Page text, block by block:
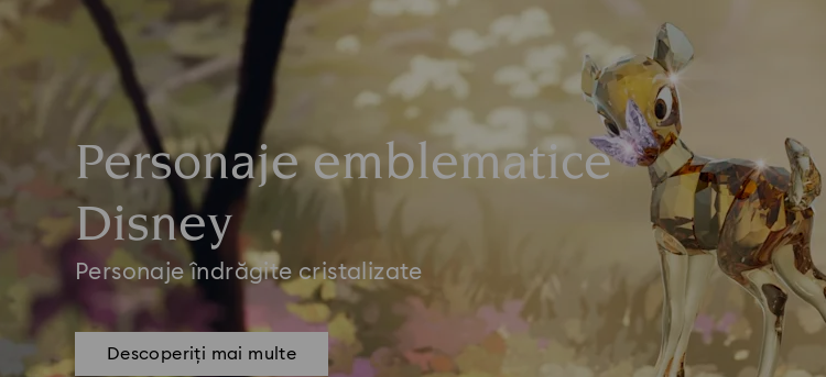
Personaje emblematice
Disney
Personaje îndrăgite cristalizate
Descoperiți mai multe